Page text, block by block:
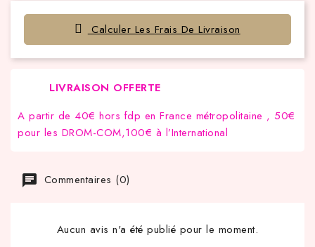
Calculer Les Frais De Livraison
LIVRAISON OFFERTE
A partir de 40€ hors fdp en France métropolitaine , 50€
pour les DROM-COM,100€ à l’International
Commentaires (0)
Aucun avis n'a été publié pour le moment.